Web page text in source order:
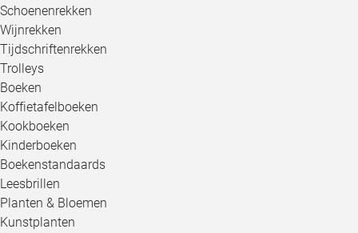
Schoenenrekken
Wijnrekken
Tijdschriftenrekken
Trolleys
Boeken
Koffietafelboeken
Kookboeken
Kinderboeken
Boekenstandaards
Leesbrillen
Planten & Bloemen
Kunstplanten